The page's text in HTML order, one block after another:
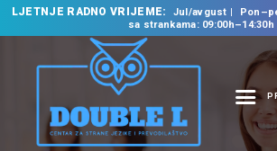
LJETNJE RADNO VRIJEME: Jul/avgust
sa strankama: 09:00h–14:30h
NASLOVNA